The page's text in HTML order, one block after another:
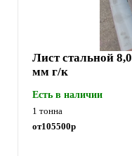
Лист стальной 8,0
мм г/к
Есть в наличии
1 тонна
от105500р